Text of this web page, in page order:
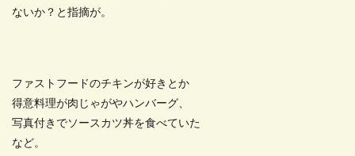
ないか？と指摘が。
ファストフードのチキンが好きとか
得意料理が肉じゃがやハンバーグ、
写真付きでソースカツ丼を食べていた
など。